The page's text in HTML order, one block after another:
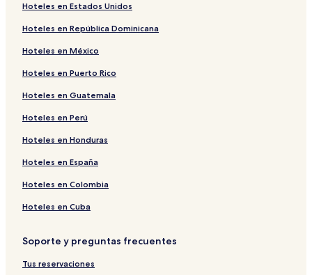
Hoteles en Estados Unidos
Hoteles en República Dominicana
Hoteles en México
Hoteles en Puerto Rico
Hoteles en Guatemala
Hoteles en Perú
Hoteles en Honduras
Hoteles en España
Hoteles en Colombia
Hoteles en Cuba
Soporte y preguntas frecuentes
Tus reservaciones